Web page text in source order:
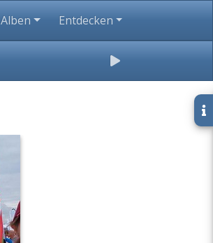
Alben Entdecken